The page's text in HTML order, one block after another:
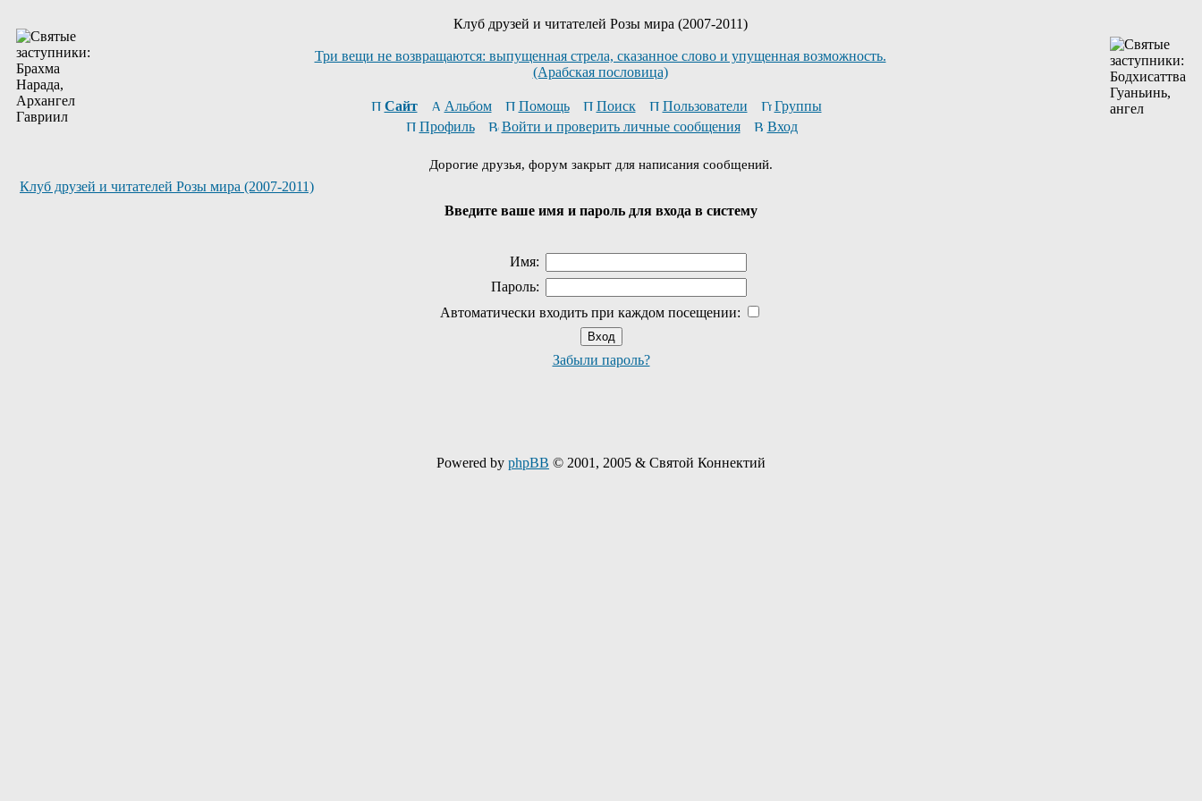
Клуб друзей и читателей Розы мира (2007-2011)
Три вещи не возвращаются: выпущенная стрела, сказанное слово и упущенная возможность.
(Арабская пословица)
Сайт Альбом Помощь Поиск Пользователи
Группы
Профиль
Войти и проверить личные сообщения Вход
Дорогие друзья, форум закрыт для написания сообщений.
Клуб друзей и читателей Розы мира (2007-2011)
Введите ваше имя и пароль для входа в систему
Имя:
Пароль:
Автоматически входить при каждом посещении:
Забыли пароль?
Powered by phpBB © 2001, 2005 & Святой Коннектий